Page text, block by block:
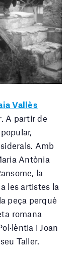
Vallès
A partir de
Amb
Antònia
la
les artistes la
peça perquè
romana
i Joan
Taller.